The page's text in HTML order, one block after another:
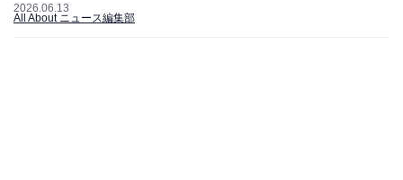
2026.06.13
All About ニュース編集部